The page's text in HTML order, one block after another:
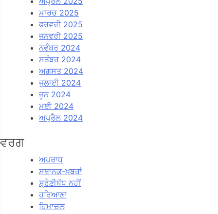
ਮਾਰਚ 2025
ਫਰਵਰੀ 2025
ਜਨਵਰੀ 2025
ਨਵੰਬਰ 2024
ਸਤੰਬਰ 2024
ਅਗਸਤ 2024
ਜੁਲਾਈ 2024
ਜੂਨ 2024
ਮਈ 2024
ਅਪ੍ਰੈਲ 2024
ਵਰਗ
ਅਪਰਾਧ
ਸਥਾਨਕ-ਖ਼ਬਰਾਂ
ਸ਼੍ਰੇਣੀਬੱਧ ਨਹੀਂ
ਹਰਿਆਣਾ
ਹਿਮਾਚਲ